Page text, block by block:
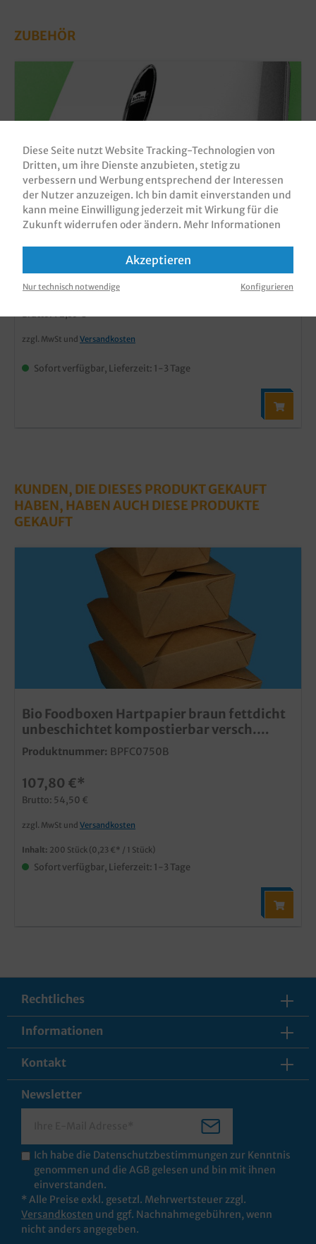
ZUBEHÖR
Falthandtuchspender Kunststoff weiß 1St.
FHTS001
zzgl. MwSt und Versandkosten
Sofort verfügbar, Lieferzeit: 1-3 Tage
KUNDEN, DIE DIESES PRODUKT GEKAUFT
HABEN, HABEN AUCH DIESE PRODUKTE
GEKAUFT
Bio Foodboxen Hartpapier braun fettdicht
unbeschichtet kompostierbar versch.
Größen
Produktnummer: BPFC0750B
107,80 €*
Brutto: 54,50 €
zzgl. MwSt und Versandkosten
Inhalt: 200 Stück (0,23 €* / 1 Stück)
Sofort verfügbar, Lieferzeit: 1-3 Tage
Rechtliches
Informationen
Kontakt
Newsletter
Ich habe die Datenschutzbestimmungen zur Kenntnis
genommen und die AGB gelesen und bin mit ihnen
einverstanden.
* Alle Preise exkl. gesetzl. Mehrwertsteuer zzgl.
Versandkosten und ggf. Nachnahmegebühren, wenn
nicht anders angegeben.
Diese Seite nutzt Website Tracking-Technologien von
Dritten, um ihre Dienste anzubieten, stetig zu
verbessern und Werbung entsprechend der Interessen
der Nutzer anzuzeigen. Ich bin damit einverstanden und
kann meine Einwilligung jederzeit mit Wirkung für die
Zukunft widerrufen oder ändern. Mehr Informationen
Akzeptieren
Nur technisch notwendige Konfigurieren